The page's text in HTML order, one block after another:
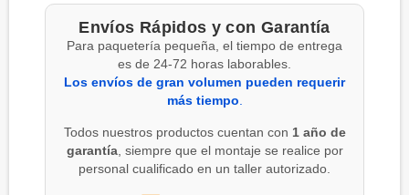
Envíos Rápidos y con Garantía
Para paquetería pequeña, el tiempo de entrega
es de 24-72 horas laborables.
Los envíos de gran volumen pueden requerir
más tiempo
Todos nuestros productos cuentan con 1 año de
garantía, siempre que el montaje se realice por
personal cualificado en un taller autorizado.